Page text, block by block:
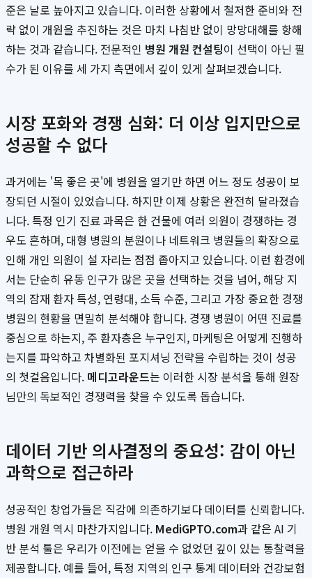
준은 날로 높아지고 있습니다. 이러한 상황에서 철저한 준비와 전
략 없이 개원을 추진하는 것은 마치 나침반 없이 망망대해를 항해
하는 것과 같습니다. 전문적인 병원 개원 컨설팅이 선택이 아닌 필
수가 된 이유를 세 가지 측면에서 깊이 있게 살펴보겠습니다.
시장 포화와 경쟁 심화: 더 이상 입지만으로
성공할 수 없다
과거에는 '목 좋은 곳'에 병원을 열기만 하면 어느 정도 성공이 보
장되던 시절이 있었습니다. 하지만 이제 상황은 완전히 달라졌습
니다. 특정 인기 진료 과목은 한 건물에 여러 의원이 경쟁하는 경
우도 흔하며, 대형 병원의 분원이나 네트워크 병원들의 확장으로
인해 개인 의원이 설 자리는 점점 좁아지고 있습니다. 이런 환경에
서는 단순히 유동 인구가 많은 곳을 선택하는 것을 넘어, 해당 지
역의 잠재 환자 특성, 연령대, 소득 수준, 그리고 가장 중요한 경쟁
병원의 현황을 면밀히 분석해야 합니다. 경쟁 병원이 어떤 진료를
중심으로 하는지, 주 환자층은 누구인지, 마케팅은 어떻게 진행하
는지를 파악하고 차별화된 포지셔닝 전략을 수립하는 것이 성공
의 첫걸음입니다. 메디고라운드는 이러한 시장 분석을 통해 원장
님만의 독보적인 경쟁력을 찾을 수 있도록 돕습니다.
데이터 기반 의사결정의 중요성: 감이 아닌
과학으로 접근하라
성공적인 창업가들은 직감에 의존하기보다 데이터를 신뢰합니다.
병원 개원 역시 마찬가지입니다. MediGPTO.com과 같은 AI 기
반 분석 툴은 우리가 이전에는 얻을 수 없었던 깊이 있는 통찰력을
제공합니다. 예를 들어, 특정 지역의 인구 통계 데이터와 건강보험